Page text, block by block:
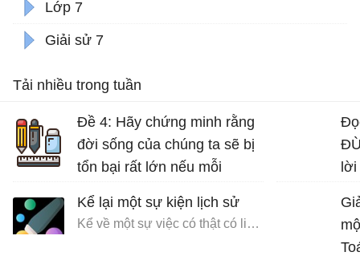
Lớp 7
Giải sử 7
Tải nhiều trong tuần
Đề 4: Hãy chứng minh rằng
đời sống của chúng ta sẽ bị
tổn bại rất lớn nếu mỗi
vệ môi trường sống.
Bài văn mẫu lớp 7 số 5 đề 4
Kể lại một sự kiện lịch sử
Kể về một sự việc có thật có liên quan đến nhân vật hoặc sự kiện lịch sử
lời